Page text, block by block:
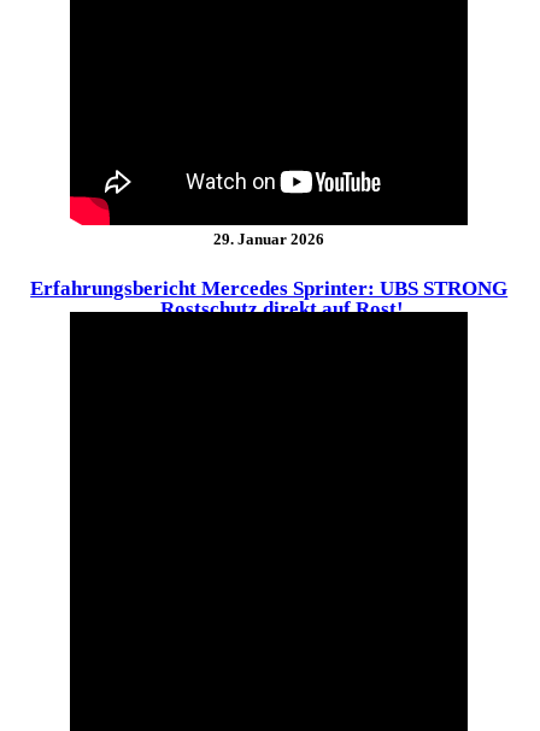
29. Januar 2026
Erfahrungsbericht Mercedes Sprinter: UBS STRONG
… Rostschutz direkt auf Rost!